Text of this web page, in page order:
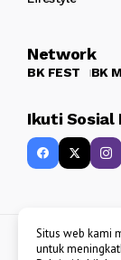
Network
BK FEST BK
Ikuti Sosial
Copyright
Situs web kami
untuk